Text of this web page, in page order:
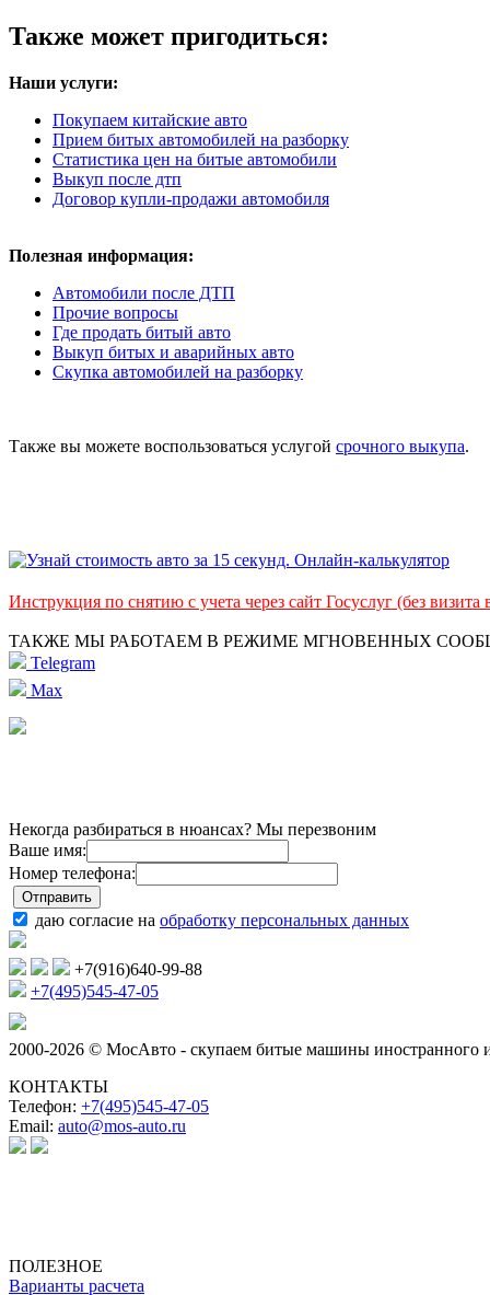
Также может пригодиться:
Наши услуги:
Покупаем китайские авто
Прием битых автомобилей на разборку
Статистика цен на битые автомобили
Выкуп после дтп
Договор купли-продажи автомобиля
Полезная информация:
Автомобили после ДТП
Прочие вопросы
Где продать битый авто
Выкуп битых и аварийных авто
Скупка автомобилей на разборку
Также вы можете воспользоваться услугой срочного выкупа.
Инструкция по снятию с учета через сайт Госуслуг (без
ТАКЖЕ МЫ РАБОТАЕМ В РЕЖИМЕ МГНОВЕННЫХ
Telegram
Max
Некогда разбираться в нюансах? Мы перезвоним
Ваше имя:
Номер телефона:
даю согласие на обработку персональных данных
+7(916)640-99-88
+7(495)545-47-05
2000-2026 © МосАвто - скупаем битые машины иностранного
КОНТАКТЫ
Телефон: +7(495)545-47-05
Email: auto@mos-auto.ru
ПОЛЕЗНОЕ
Варианты расчета